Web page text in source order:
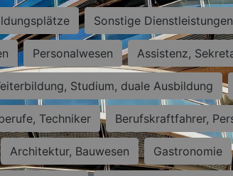
Sonstige Dienstleistungen
Personalwesen Assistenz,
Studium, duale Ausbildung
Techniker Berufskraftfahrer,
Architektur, Bauwesen Gastronomie